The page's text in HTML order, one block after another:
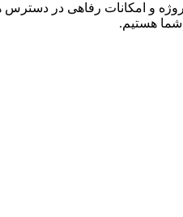
و امکانات رفاهی در دسترس
هستیم.